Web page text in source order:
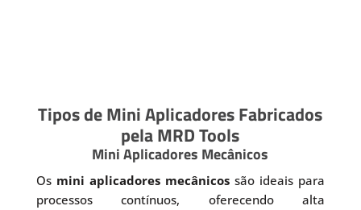
Tipos de Mini Aplicadores Fabricados
pela MRD Tools
Mini Aplicadores Mecânicos
Os mini aplicadores mecânicos são ideais para
processos contínuos, oferecendo alta